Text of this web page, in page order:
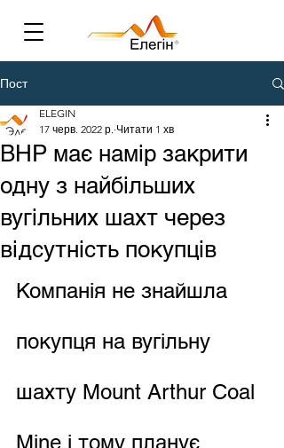
Пост
BHP має намір закрити
одну з найбільших
вугільних шахт через
відсутність покупців
ELEGIN
17 черв. 2022 р. Читати 1 хв
Компанія не знайшла
покупця на вугільну
шахту Mount Arthur Coal
Mine і тому планує